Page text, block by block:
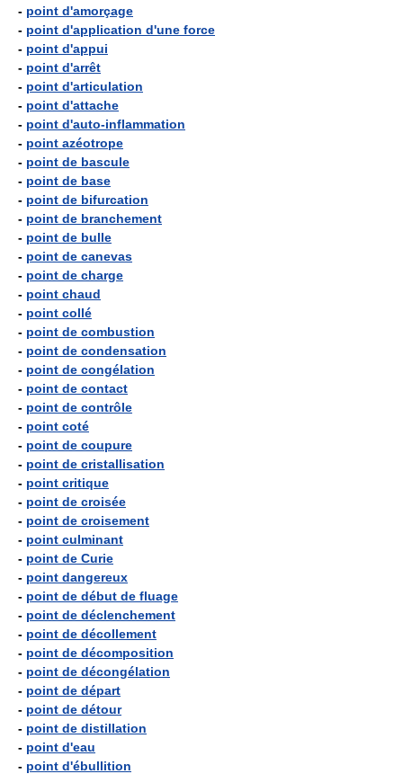
- point d'amorçage
- point d'application d'une force
- point d'appui
- point d'arrêt
- point d'articulation
- point d'attache
- point d'auto-inflammation
- point azéotrope
- point de bascule
- point de base
- point de bifurcation
- point de branchement
- point de bulle
- point de canevas
- point de charge
- point chaud
- point collé
- point de combustion
- point de condensation
- point de congélation
- point de contact
- point de contrôle
- point coté
- point de coupure
- point de cristallisation
- point critique
- point de croisée
- point de croisement
- point culminant
- point de Curie
- point dangereux
- point de début de fluage
- point de déclenchement
- point de décollement
- point de décomposition
- point de décongélation
- point de départ
- point de détour
- point de distillation
- point d'eau
- point d'ébullition